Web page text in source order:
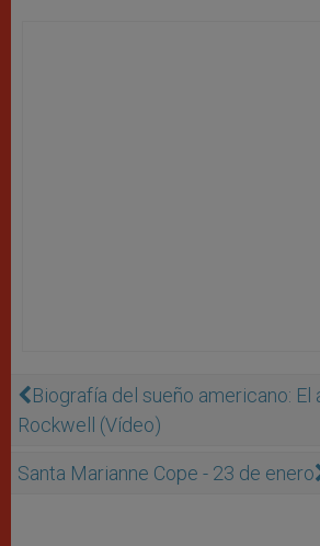
Biografía del sueño americano: El
Rockwell (Vídeo)
Santa Marianne Cope - 23 de enero